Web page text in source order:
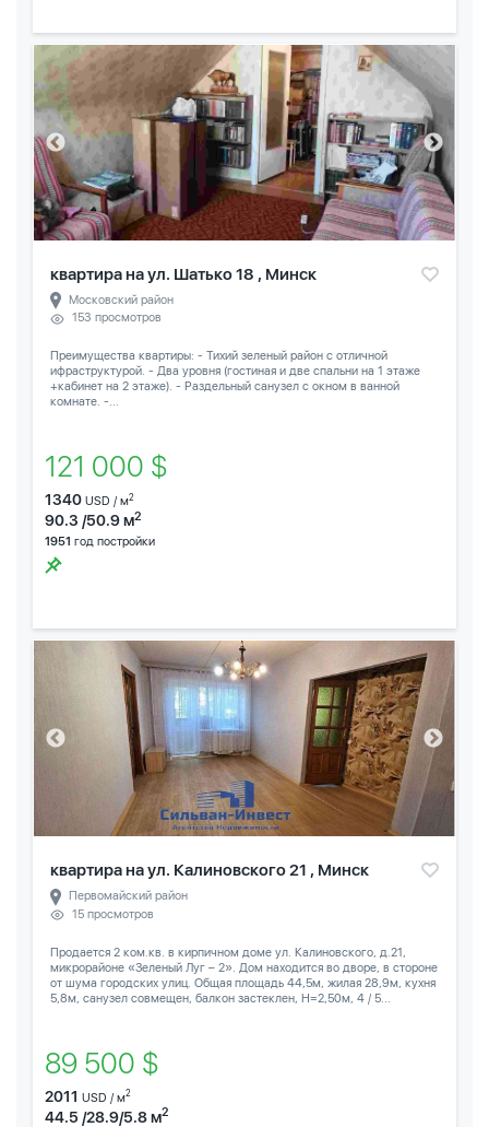
квартира на ул. Шатько 18 , Минск
Московский район
153 просмотров
Преимущества квартиры: - Тихий зеленый район с отличной
ифраструктурой. - Два уровня (гостиная и две спальни на 1 этаже
+кабинет на 2 этаже). - Раздельный санузел с окном в ванной
комнате. -...
121 000 $
1340 USD / м2
90.3 /50.9 м2
1951 год постройки
квартира на ул. Калиновского 21 , Минск
Первомайский район
15 просмотров
Продается 2 ком.кв. в кирпичном доме ул. Калиновского, д.21,
микрорайоне «Зеленый Луг – 2». Дом находится во дворе, в стороне
от шума городских улиц. Общая площадь 44,5м, жилая 28,9м, кухня
5,8м, санузел совмещен, балкон застеклен, Н=2,50м, 4 / 5...
89 500 $
2011 USD / м2
44.5 /28.9/5.8 м2